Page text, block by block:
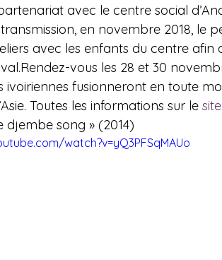
avec le centre social
en novembre 2018, le
avec les enfants du centre
vous les 28 et 30
ivoiriennes fusionneront en toute
Toutes les informations sur le
djembe song » (2014)
watch?v=yQ3PFSqMAUo